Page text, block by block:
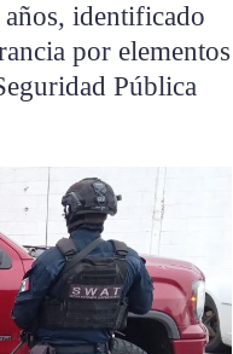
identificado
por elementos
Pública